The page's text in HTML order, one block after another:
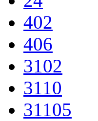
402
406
3102
3110
31105